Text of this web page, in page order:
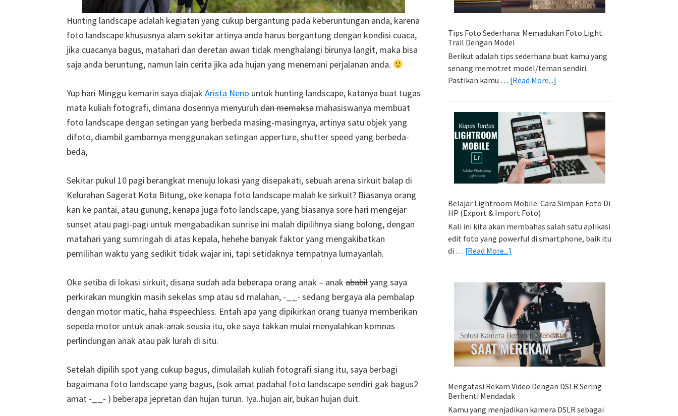
Hunting landscape adalah kegiatan yang cukup bergantung pada keberuntungan anda, karena
foto landscape khususnya alam sekitar artinya anda harus bergantung dengan kondisi cuaca,
jika cuacanya bagus, matahari dan deretan awan tidak menghalangi birunya langit, maka bisa
saja anda beruntung, namun lain cerita jika ada hujan yang menemani perjalanan anda.
Yup hari Minggu kemarin saya diajak Arista Neno untuk hunting landscape, katanya buat tugas
mata kuliah fotografi, dimana dosennya menyuruh dan memaksa mahasiswanya membuat
foto landscape dengan setingan yang berbeda masing-masingnya, artinya satu objek yang
difoto, diambil gambarnya menggunakan setingan apperture, shutter speed yang berbeda-
beda,
Sekitar pukul 10 pagi berangkat menuju lokasi yang disepakati, sebuah arena sirkuit balap di
Kelurahan Sagerat Kota Bitung, oke kenapa foto landscape malah ke sirkuit? Biasanya orang
kan ke pantai, atau gunung, kenapa juga foto landscape, yang biasanya sore hari mengejar
sunset atau pagi-pagi untuk mengabadikan sunrise ini malah dipilihnya siang bolong, dengan
matahari yang sumringah di atas kepala, hehehe banyak faktor yang mengakibatkan
pemilihan waktu yang sedikit tidak wajar ini, tapi setidaknya tempatnya lumayanlah.
Oke setiba di lokasi sirkuit, disana sudah ada beberapa orang anak – anak ababilyang saya
perkirakan mungkin masih sekelas smp atau sd malahan, -__- sedang bergaya ala pembalap
dengan motor matic, haha #speechless. Entah apa yang dipikirkan orang tuanya memberikan
sepeda motor untuk anak-anak seusia itu, oke saya takkan mulai menyalahkan komnas
perlindungan anak atau pak lurah di situ.
Setelah dipilih spot yang cukup bagus, dimulailah kuliah fotografi siang itu, saya berbagi
bagaimana foto landscape yang bagus, (sok amat padahal foto landscape sendiri gak bagus2
amat -__- ) beberapa jepretan dan hujan turun. Iya..hujan air, bukan hujan duit.
Kamu
Tips Foto Sederhana: Memadukan Foto Light
Trail Dengan Model
Berikut adalah tips sederhana buat kamu yang
senang memotret model/teman sendiri.
Pastikan kamu … [Read More...]
Sederhana:
Memadukan
Light
Trail
Dengan
Belajar Lightroom Mobile: Cara Simpan Foto Di
HP (Export & Import Foto)
Kali ini kita akan membahas salah satu aplikasi
edit foto yang powerful di smartphone, baik itu
di … [Read More...]
Mobile:
Cara
Simpan
Foto
Di
HP
(Export
Import
Foto)
Mengatasi Rekam Video Dengan DSLR Sering
Berhenti Mendadak
Kamu yang menjadikan kamera DSLR sebagai